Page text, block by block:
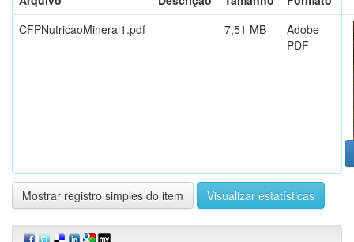
CFPNutricaoMineral1.pdf
7,51 MB
Adobe
PDF
Mostrar registro simples do item Visualizar estatísticas